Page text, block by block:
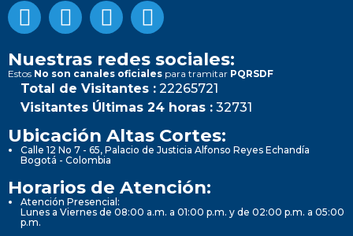
Nuestras redes sociales:
Estos No son canales oficiales para tramitar PQRSDF
Total de Visitantes : 22265721
Visitantes Últimas 24 horas : 32731
Ubicación Altas Cortes:
Calle 12 No 7 - 65, Palacio de Justicia Alfonso Reyes Echandía
Bogotá - Colombia
Horarios de Atención:
Atención Presencial:
Lunes a Viernes de 08:00 a.m. a 01:00 p.m. y de 02:00 p.m. a 05:00
p.m.